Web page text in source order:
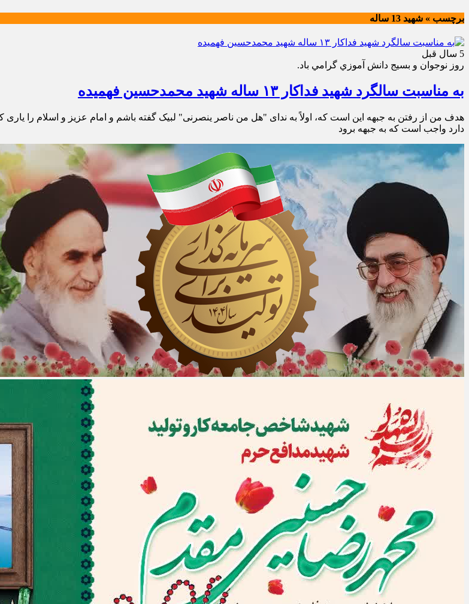
برچسب » شهيد 13 ساله
5 سال قبل
روز نوجوان و بسيج دانش آموزي گرامي باد.
به مناسبت سالگرد شهید فداکار ۱۳ ساله شهید محمدحسین فهمیده
هدف من از رفتن به جبهه این است که، اولاً به ندای "هل من ناصر ینصرنی" لبیک گفته باشم و امام عزیز و اسلام را
دارد واجب است که به جبهه برود